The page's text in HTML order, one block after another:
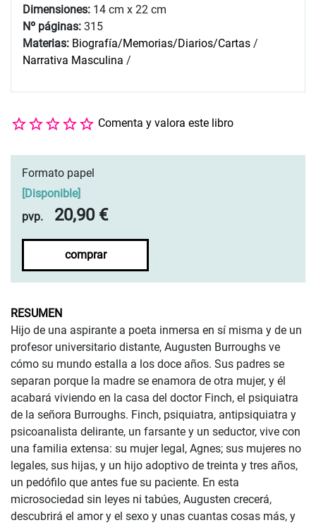
Dimensiones: 14 cm x 22 cm
Nº páginas: 315
Materias: Biografía/Memorias/Diarios/Cartas /
Narrativa Masculina /
Comenta y valora este libro
Formato papel
[Disponible]
pvp.
20,90 €
comprar
RESUMEN
Hijo de una aspirante a poeta inmersa en sí misma y de un
profesor universitario distante, Augusten Burroughs ve
cómo su mundo estalla a los doce años. Sus padres se
separan porque la madre se enamora de otra mujer, y él
acabará viviendo en la casa del doctor Finch, el psiquiatra
de la señora Burroughs. Finch, psiquiatra, antipsiquiatra y
psicoanalista delirante, un farsante y un seductor, vive con
una familia extensa: su mujer legal, Agnes; sus mujeres no
legales, sus hijas, y un hijo adoptivo de treinta y tres años,
un pedófilo que antes fue su paciente. En esta
microsociedad sin leyes ni tabúes, Augusten crecerá,
descubrirá el amor y el sexo y unas cuantas cosas más, y